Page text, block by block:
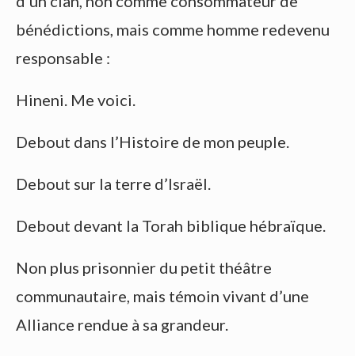
bénédictions, mais comme homme redevenu
responsable :
Hineni. Me voici.
Debout dans l’Histoire de mon peuple.
Debout sur la terre d’Israël.
Debout devant la Torah biblique hébraïque.
Non plus prisonnier du petit théâtre
communautaire, mais témoin vivant d’une
Alliance rendue à sa grandeur.